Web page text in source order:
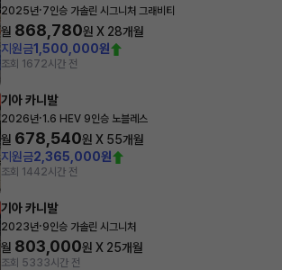
2025년·7인승 가솔린 시그니처 그래비티
월 868,780원 X 28개월
지원금1,500,000원
조회 1672시간 전
기아 카니발
2026년·1.6 HEV 9인승 노블레스
월 678,540원 X 55개월
지원금2,365,000원
조회 1442시간 전
기아 카니발
2023년·9인승 가솔린 시그니처
월 803,000원 X 25개월
조회 5333시간 전